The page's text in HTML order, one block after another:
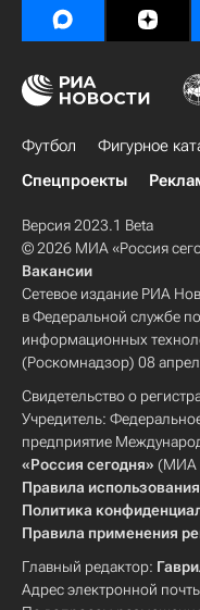
Футбол Фигурное
Спецпроекты
Версия 2023.1 Beta
© 2026 МИА «Россия
Вакансии
Сетевое издание РИА
в Федеральной службе
информационных
(Роскомнадзор) 08
Свидетельство о
Учредитель:
предприятие
«Россия сегодня» (МИА
Правила
Политика
Правила применения
Главный редактор:
Адрес электронной